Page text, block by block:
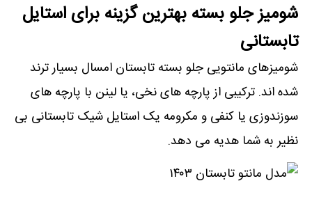
شومیز جلو بسته بهترین گزینه برای استایل
تابستانی
شومیزهای مانتویی جلو بسته تابستان امسال بسیار ترند
شده اند. ترکیبی از پارچه های نخی، یا لینن با پارچه های
سوزندوزی یا کنفی و مکرومه یک استایل شیک تابستانی بی
نظیر به شما هدیه می دهد.